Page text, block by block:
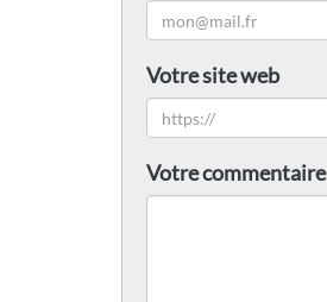
Votre site web
Votre commentaire